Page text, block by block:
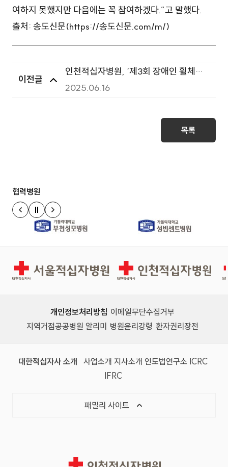
여하지 못했지만 다음에는 꼭 참여하겠다.”고 말했다.
출처: 송도신문(https://송도신문.com/m/)
이전글
인천적십자병원, ‘제3회 장애인 휠체어
소독·세척 서비스’ 성료…지역사회 따뜻
2025.06.16
목록
협력병원
이전 슬라이드
정지
다음 슬라이드
서울적십자병원 인천적십자병원
개인정보처리방침 이메일무단수집거부
지역거점공공병원 알리미
병원윤리강령 환자권리장전
대한적십자사 소개 사업소개 지사소개 인도법연구소 ICRC
IFRC
패밀리 사이트
인천적십자병원